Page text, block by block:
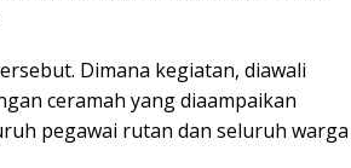
Dimana kegiatan, diawali
ceramah yang diaampaikan
pegawai rutan dan seluruh warga